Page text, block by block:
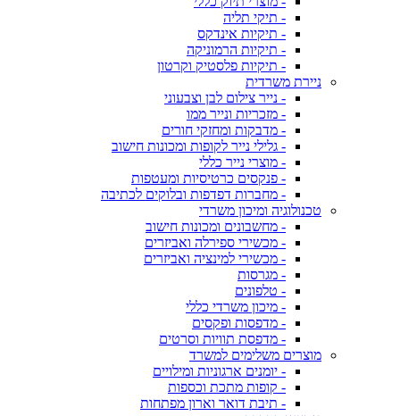
- תיקי תליה
- תיקיות אינדקס
- תיקיות הרמוניקה
- תיקיות פלסטיק וקרטון
ניירת משרדית
- נייר צילום לבן וצבעוני
- מזכריות ונייר ממו
- מדבקות ומחזקי חורים
- גלילי נייר לקופות ומכונות חישוב
- מוצרי נייר כללי
- פנקסים כרטיסיות ומעטפות
- מחברות דפדפות ובלוקים לכתיבה
טכנולוגיה ומיכון משרדי
- מחשבונים ומכונות חישוב
- מכשירי ספירלה ואביזרים
- מכשירי למינציה ואביזרים
- מגרסות
- טלפונים
- מיכון משרדי כללי
- מדפסות ופקסים
- מדפסת תוויות וסרטים
מוצרים משלימים למשרד
- יומנים ארגוניות ומילויים
- קופות מתכת וכספות
- תיבת דואר וארון מפתחות